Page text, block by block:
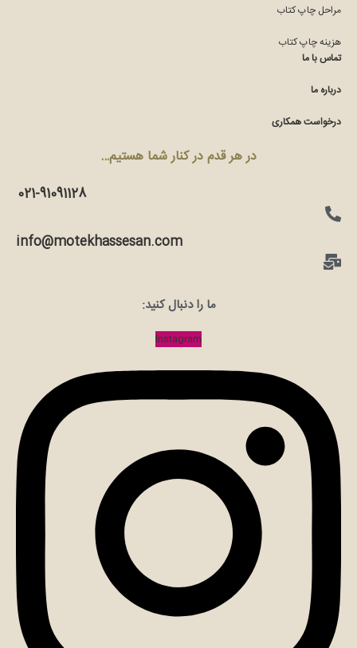
مراحل چاپ کتاب
هزینه چاپ کتاب
تماس با ما
درباره ما
درخواست همکاری
در هر قدم در کنار شما هستیم…
021-91091128
info@motekhassesan.com
ما را دنبال کنید:
Instagram